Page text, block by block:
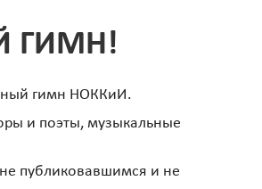
ГИМН!
гимн НОККиИ.
и поэты, музыкальные
публиковавшимся и не